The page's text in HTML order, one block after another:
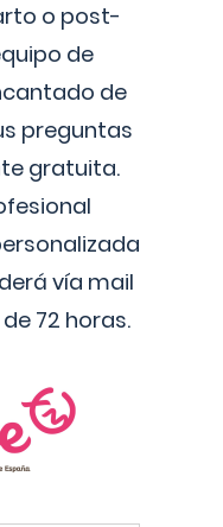
o post-
de
de
preguntas
gratuita.
vía mail
72 horas.